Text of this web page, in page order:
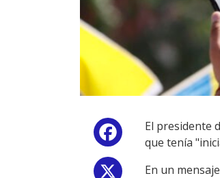
Facebook
El presidente
que tenía
En un